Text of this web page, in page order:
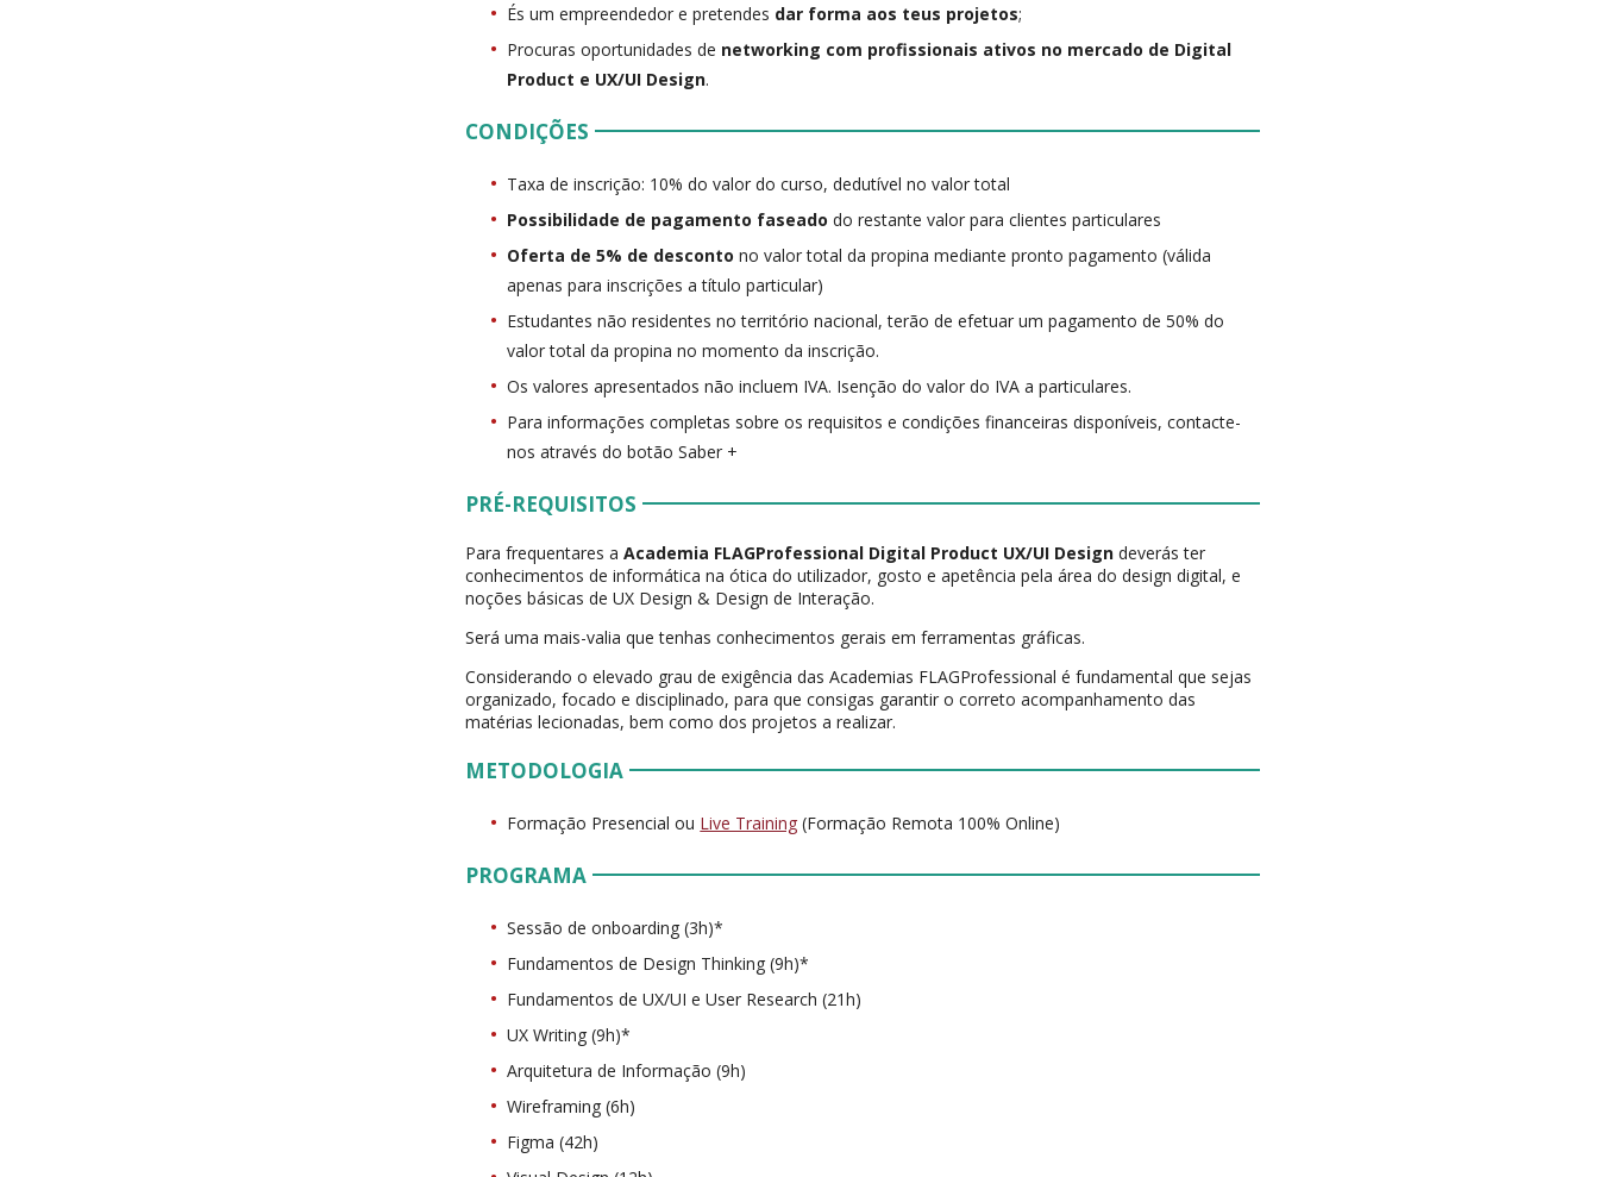
És um empreendedor e pretendes dar forma aos teus projetos;
Procuras oportunidades de networking com profissionais ativos no mercado de Digital
Product e UX/UI Design.
CONDIÇÕES
Taxa de inscrição: 10% do valor do curso, dedutível no valor total
Possibilidade de pagamento faseado do restante valor para clientes particulares
Oferta de 5% de desconto no valor total da propina mediante pronto pagamento (válida
apenas para inscrições a título particular)
Estudantes não residentes no território nacional, terão de efetuar um pagamento de 50% do
valor total da propina no momento da inscrição.
Os valores apresentados não incluem IVA. Isenção do valor do IVA a particulares.
Para informações completas sobre os requisitos e condições financeiras disponíveis, contacte-
nos através do botão Saber +
PRÉ-REQUISITOS
Para frequentares aAcademia FLAGProfessional Digital Product UX/UI Design deverás ter
conhecimentos de informática na ótica do utilizador, gosto e apetência pela área do design digital, e
noções básicas de UX Design & Design de Interação.
Será uma mais-valia que tenhas conhecimentos gerais em ferramentas gráficas.
Considerando o elevado grau de exigência das Academias FLAGProfessional é fundamental que sejas
organizado, focado e disciplinado, para que consigas garantir o correto acompanhamento das
matérias lecionadas, bem como dos projetos a realizar.
METODOLOGIA
Formação Presencial ou Live Training (Formação Remota 100% Online)
PROGRAMA
Sessão de onboarding (3h)*
Fundamentos de Design Thinking (9h)*
Fundamentos de UX/UI e User Research (21h)
UX Writing (9h)*
Arquitetura de Informação (9h)
Wireframing (6h)
Figma (42h)